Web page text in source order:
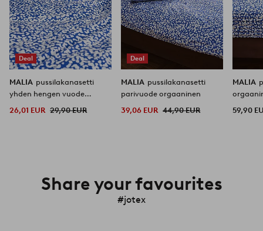
Deal
MALIA pussilakanasetti
yhden hengen vuode
26,01 EUR 29,90 EUR
Deal
MALIA pussilakanasetti
parivuode orgaaninen
39,06 EUR 44,90 EUR
MALIA
59,90
Share your favourites
#jotex